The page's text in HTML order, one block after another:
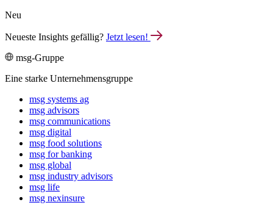
Neu
Neueste Insights gefällig? Jetzt lesen!
msg-Gruppe
Eine starke Unternehmensgruppe
msg systems ag
msg advisors
msg commu­ni­ca­tions
msg digital
msg food solutions
msg for banking
msg global
msg industry advisors
msg life
msg nexinsure